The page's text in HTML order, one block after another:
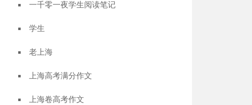
一千零一夜学生阅读笔记
学生
老上海
上海高考满分作文
上海卷高考作文